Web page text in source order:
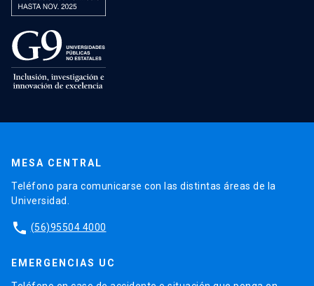
MESA CENTRAL
Teléfono para comunicarse con las distintas áreas de la
Universidad.
phone (56)95504 4000
EMERGENCIAS UC